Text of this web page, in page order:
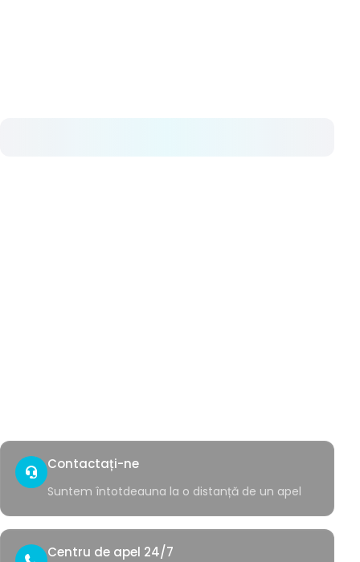
Contactați-ne
Suntem întotdeauna la o distanță de un apel
Centru de apel 24/7